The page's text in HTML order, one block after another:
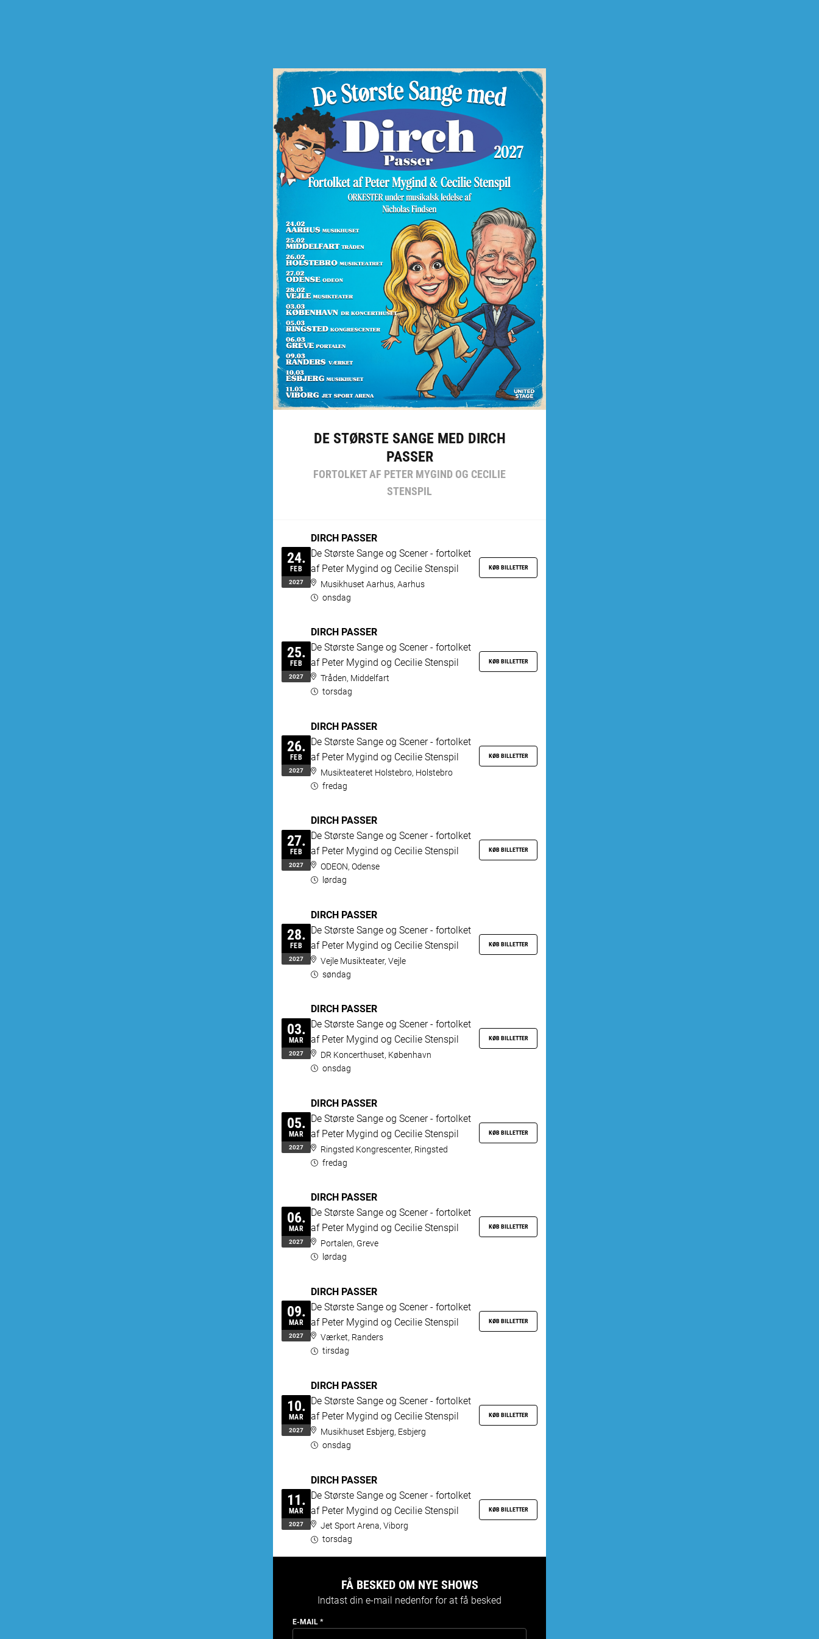
DE STØRSTE SANGE MED DIRCH
PASSER
FORTOLKET AF PETER MYGIND OG CECILIE
STENSPIL
24.
FEB
2027
DIRCH PASSER
De Største Sange og Scener - fortolket
af Peter Mygind og Cecilie Stenspil
Musikhuset Aarhus, Aarhus
onsdag
KØB BILLETTER
25.
FEB
2027
DIRCH PASSER
De Største Sange og Scener - fortolket
af Peter Mygind og Cecilie Stenspil
Tråden, Middelfart
torsdag
KØB BILLETTER
26.
FEB
2027
DIRCH PASSER
De Største Sange og Scener - fortolket
af Peter Mygind og Cecilie Stenspil
Musikteateret Holstebro, Holstebro
fredag
KØB BILLETTER
27.
FEB
2027
DIRCH PASSER
De Største Sange og Scener - fortolket
af Peter Mygind og Cecilie Stenspil
ODEON, Odense
lørdag
KØB BILLETTER
28.
FEB
2027
DIRCH PASSER
De Største Sange og Scener - fortolket
af Peter Mygind og Cecilie Stenspil
Vejle Musikteater, Vejle
søndag
KØB BILLETTER
03.
MAR
2027
DIRCH PASSER
De Største Sange og Scener - fortolket
af Peter Mygind og Cecilie Stenspil
DR Koncerthuset, København
onsdag
KØB BILLETTER
05.
MAR
2027
DIRCH PASSER
De Største Sange og Scener - fortolket
af Peter Mygind og Cecilie Stenspil
Ringsted Kongrescenter, Ringsted
fredag
KØB BILLETTER
06.
MAR
2027
DIRCH PASSER
De Største Sange og Scener - fortolket
af Peter Mygind og Cecilie Stenspil
Portalen, Greve
lørdag
KØB BILLETTER
09.
MAR
2027
DIRCH PASSER
De Største Sange og Scener - fortolket
af Peter Mygind og Cecilie Stenspil
Værket, Randers
tirsdag
KØB BILLETTER
10.
MAR
2027
DIRCH PASSER
De Største Sange og Scener - fortolket
af Peter Mygind og Cecilie Stenspil
Musikhuset Esbjerg, Esbjerg
onsdag
KØB BILLETTER
11.
MAR
2027
DIRCH PASSER
De Største Sange og Scener - fortolket
af Peter Mygind og Cecilie Stenspil
Jet Sport Arena, Viborg
torsdag
KØB BILLETTER
FÅ BESKED OM NYE SHOWS
Indtast din e-mail nedenfor for at få besked
E-MAIL *